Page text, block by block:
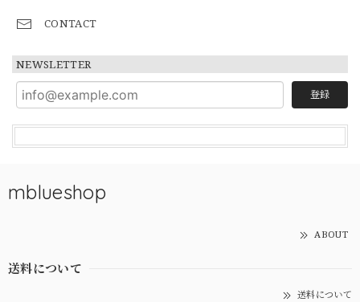
CONTACT
NEWSLETTER
登録
mblueshop
ABOUT
送料について
送料について